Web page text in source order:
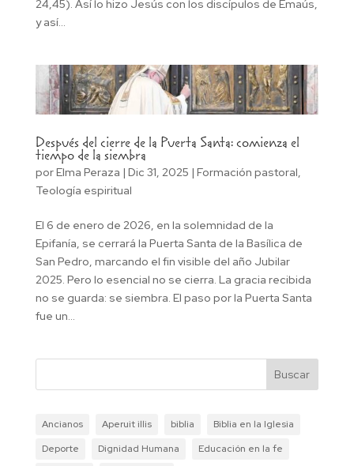
24,45). Así lo hizo Jesús con los discípulos de Emaús,
y así...
Después del cierre de la Puerta Santa: comienza el
tiempo de la siembra
porElma Peraza | Dic 31, 2025 | Formación pastoral,
Teología espiritual
El 6 de enero de 2026, en la solemnidad de la
Epifanía, se cerrará la Puerta Santa de la Basílica de
San Pedro, marcando el fin visible del año Jubilar
2025. Pero lo esencial no se cierra. La gracia recibida
no se guarda: se siembra. El paso por la Puerta Santa
fue un...
Buscar
Ancianos Aperuit illis biblia
Biblia en la Iglesia
Deporte
Dignidad Humana
Educación en la fe